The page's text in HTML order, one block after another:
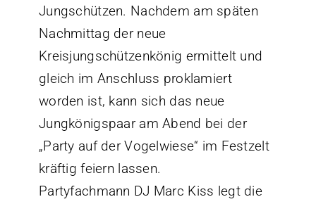
Jungschützen. Nachdem am späten
Nachmittag der neue
Kreisjungschützenkönig ermittelt und
gleich im Anschluss proklamiert
worden ist, kann sich das neue
Jungkönigspaar am Abend bei der
„Party auf der Vogelwiese“ im Festzelt
kräftig feiern lassen.
Partyfachmann DJ Marc Kiss legt die